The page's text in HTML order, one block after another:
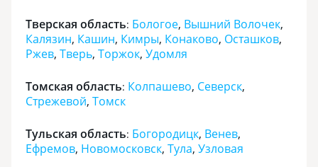
Тверская область: Бологое, Вышний Волочек,
Калязин, Кашин, Кимры, Конаково, Осташков,
Ржев, Тверь, Торжок, Удомля
Томская область: Колпашево, Северск,
Стрежевой, Томск
Тульская область: Богородицк, Венев,
Ефремов, Новомосковск, Тула, Узловая